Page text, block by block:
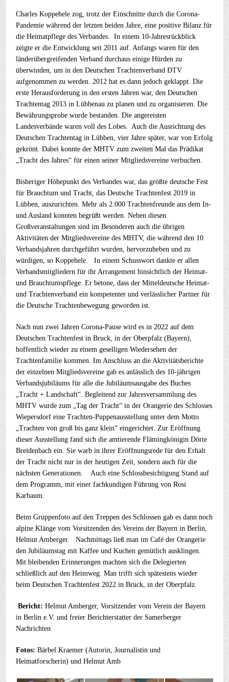
Charles Koppehele zog, trotz der Einschnitte durch die Corona-
Pandemie während der letzten beiden Jahre, eine positive Bilanz für
die Heimatpflege des Verbandes. In einem 10-Jahresrückblick
zeigte er die Entwicklung seit 2011 auf. Anfangs waren für den
länderübergreifenden Verband durchaus einige Hürden zu
überwinden, um in den Deutschen Trachtenverband DTV
aufgenommen zu werden. 2012 hat es dann jedoch geklappt. Die
erste Herausforderung in den ersten Jahren war, den Deutschen
Trachtentag 2013 in Lübbenau zu planen und zu organisieren. Die
Bewährungsprobe wurde bestanden. Die angereisten
Landesverbände waren voll des Lobes. Auch die Ausrichtung des
Deutschen Trachtentag in Lübben, vier Jahre später, war von Erfolg
gekrönt. Dabei konnte der MHTV zum zweiten Mal das Prädikat
„Tracht des Jahres“ für einen seiner Mitgliedsvereine verbuchen.
Bisheriger Höhepunkt des Verbandes war, das größte deutsche Fest
für Brauchtum und Tracht, das Deutsche Trachtenfest 2019 in
Lübben, auszurichten. Mehr als 2.000 Trachtenfreunde aus dem In-
und Ausland konnten begrüßt werden. Neben diesen
Großveranstaltungen sind im Besonderen auch die übrigen
Aktivitäten der Mitgliedsvereine des MHTV, die während den 10
Verbandsjahren durchgeführt wurden, hervorzuheben und zu
würdigen, so Koppehele. In einem Schusswort dankte er allen
Verbandsmitgliedern für ihr Arrangement hinsichtlich der Heimat-
und Brauchtumspflege. Er betone, dass der Mitteldeutsche Heimat-
und Trachtenverband ein kompetenter und verlässlicher Partner für
die Deutsche Trachtenbewegung geworden ist.
Nach nun zwei Jahren Corona-Pause wird es in 2022 auf dem
Deutschen Trachtenfest in Bruck, in der Oberpfalz (Bayern),
hoffentlich wieder zu einem geselligen Wiedersehen der
Trachtenfamilie kommen. Im Anschluss an die Aktivitätsberichte
der einzelnen Mitgliedsvereine gab es anlässlich des 10-jährigen
Verbandsjubiläums für alle die Jubiläumsausgabe des Buches
„Tracht + Landschaft“. Begleitend zur Jahresversammlung des
MHTV wurde zum „Tag der Tracht“ in der Orangerie des Schlosses
Wiepersdorf eine Trachten-Puppenausstellung unter dem Motto
„Trachten von groß bis ganz klein“ eingerichtet. Zur Eröffnung
dieser Ausstellung fand sich die amtierende Flämingkönigin Dörte
Breidenbach ein. Sie warb in ihrer Eröffnungsrede für den Erhalt
der Tracht nicht nur in der heutigen Zeit, sondern auch für die
nächsten Generationen. Auch eine Schlossbesichtigung Stand auf
dem Programm, mit einer fachkundigen Führung von Rosi
Karbaum.
Beim Gruppenfoto auf den Treppen des Schlossen gab es dann noch
alpine Klänge vom Vorsitzenden des Vereins der Bayern in Berlin,
Helmut Amberger. Nachmittags ließ man im Café der Orangerie
den Jubiläumstag mit Kaffee und Kuchen gemütlich ausklingen.
Mit bleibenden Erinnerungen machten sich die Delegierten
schließlich auf den Heimweg. Man trifft sich spätestens wieder
beim Deutschen Trachtenfest 2022 in Bruck, in der Oberpfalz.
Bericht: Helmut Amberger, Vorsitzender vom Verein der Bayern
in Berlin e.V. und freier Berichterstatter der Samerberger
Nachrichten
Fotos: Bärbel Kraemer (Autorin, Journalistin und
Heimatforscherin) und Helmut Amb